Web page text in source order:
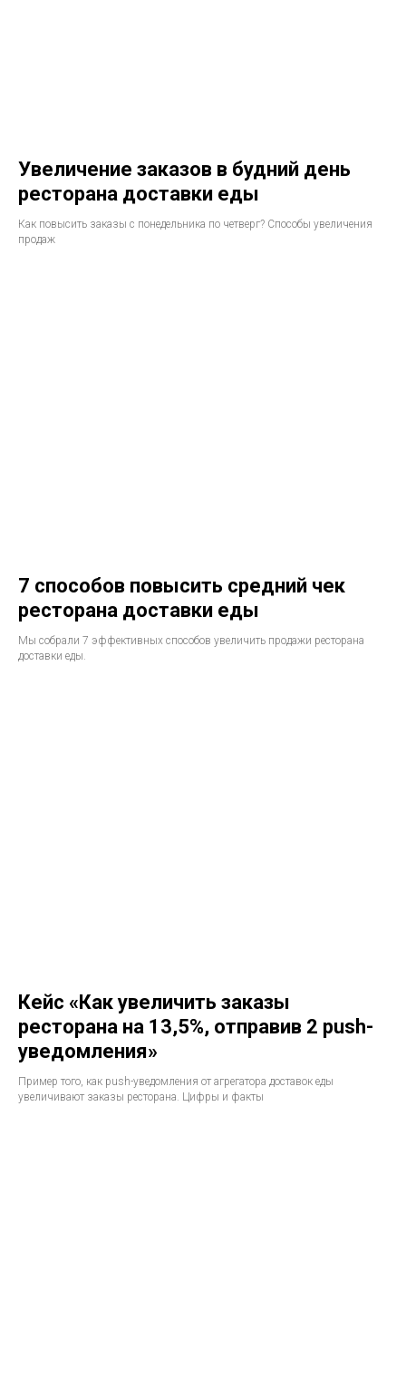
Увеличение заказов в будний день
ресторана доставки еды
Как повысить заказы с понедельника по четверг? Способы увеличения
продаж
7 способов повысить средний чек
ресторана доставки еды
Мы собрали 7 эффективных способов увеличить продажи ресторана
доставки еды.
Кейс «Как увеличить заказы
ресторана на 13,5%, отправив 2 push-
уведомления»
Пример того, как push-уведомления от агрегатора доставок еды
увеличивают заказы ресторана. Цифры и факты